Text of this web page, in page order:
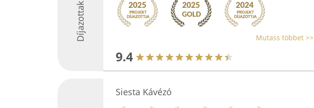
Díjazottak Mutass többet >>
9.4
Siesta Kávézó